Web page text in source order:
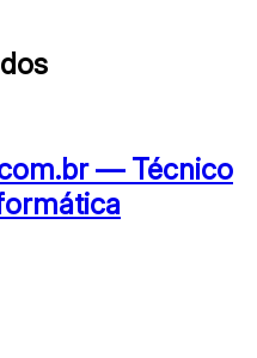
— Técnico